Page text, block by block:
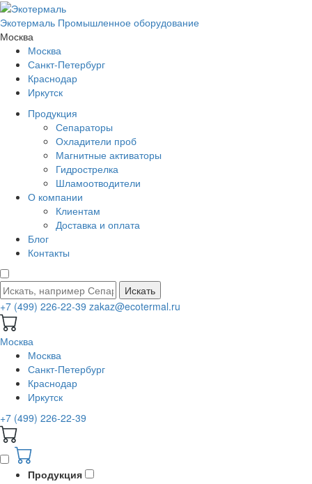
Экотермаль Промышленное оборудование
Москва
Москва
Санкт-Петербург
Краснодар
Иркутск
Продукция
Сепараторы
Охладители проб
Магнитные активаторы
Гидрострелка
Шламоотводители
О компании
Клиентам
Доставка и оплата
Блог
Контакты
Искать
+7 (499) 226-22-39 zakaz@ecotermal.ru
Москва
Москва
Санкт-Петербург
Краснодар
Иркутск
+7 (499) 226-22-39
Продукция